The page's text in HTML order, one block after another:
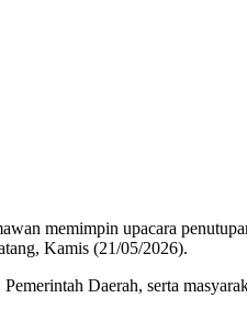
memimpin upacara
Kamis (21/05/2026).
Daerah, serta